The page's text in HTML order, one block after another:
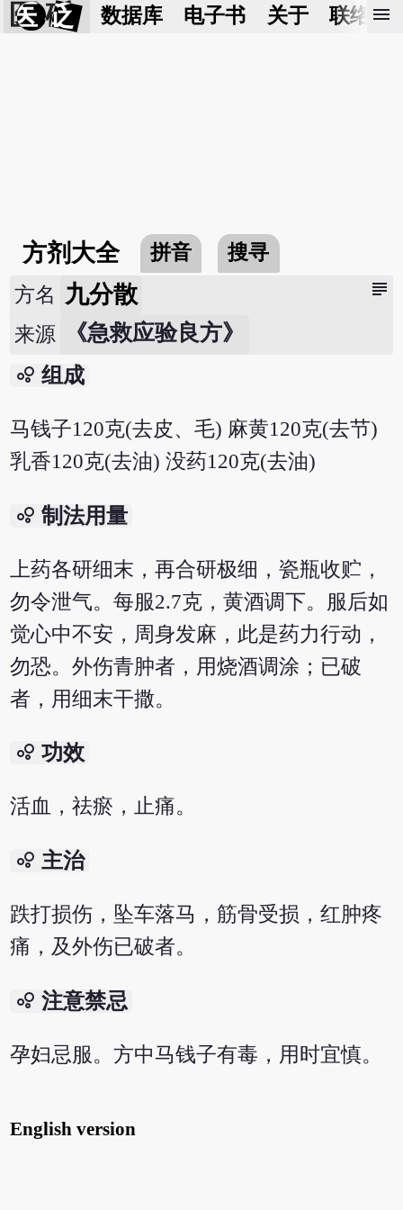
医 砭 数据库 电子书 关于 联络我
menu
方剂大全 拼音 搜寻
subject
方名 九分散
来源 《急救应验良方》
bubble_chart 组成
马钱子120克(去皮、毛) 麻黄120克(去节)
乳香120克(去油) 没药120克(去油)
bubble_chart 制法用量
上药各研细末，再合研极细，瓷瓶收贮，
勿令泄气。每服2.7克，黄酒调下。服后如
觉心中不安，周身发麻，此是药力行动，
勿恐。外伤青肿者，用烧酒调涂；已破
者，用细末干撒。
bubble_chart 功效
活血，祛瘀，止痛。
bubble_chart 主治
跌打损伤，坠车落马，筋骨受损，红肿疼
痛，及外伤已破者。
bubble_chart 注意禁忌
孕妇忌服。方中马钱子有毒，用时宜慎。
English version